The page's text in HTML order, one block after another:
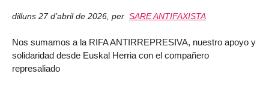
dilluns 27 d’abril de 2026 per SARE ANTIFAXISTA
Nos sumamos a la RIFA ANTIRREPRESIVA, nuestro apoyo y
solidaridad desde Euskal Herria con el compañero
represaliado